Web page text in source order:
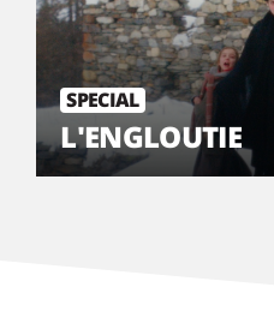
SPECIAL
L'ENGLOUTIE